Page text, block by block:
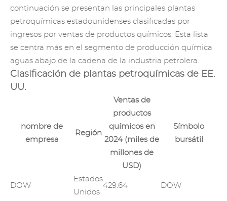
continuación se presentan las principales plantas
petroquímicas estadounidenses clasificadas por
ingresos por ventas de productos químicos. Esta lista
se centra más en el segmento de producción química
aguas abajo de la cadena de la industria petrolera.
Clasificación de plantas petroquímicas de EE.
UU.
nombre de
empresa
Región
Ventas de
productos
químicos en
2024 (miles de
millones de
USD)
Símbolo
bursátil
DOW
Estados
Unidos
429.64 DOW